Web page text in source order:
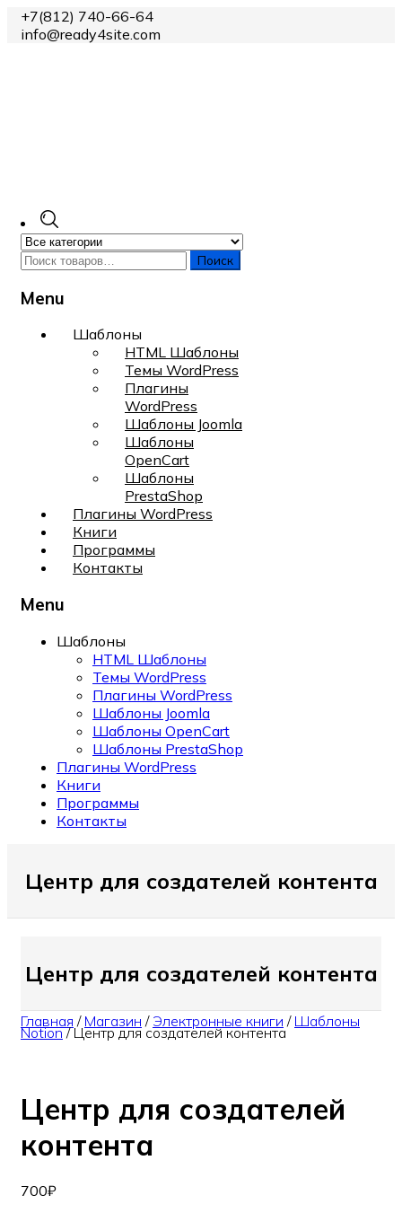
+7(812) 740-66-64
info@ready4site.com
Поиск
Menu
Skip
Шаблоны
HTML Шаблоны
Темы WordPress
Плагины
WordPress
Шаблоны Joomla
Шаблоны
OpenCart
Шаблоны
PrestaShop
Плагины WordPress
Книги
Программы
Контакты
Menu
Шаблоны
HTML Шаблоны
Темы WordPress
Плагины WordPress
Шаблоны Joomla
Шаблоны OpenCart
Шаблоны PrestaShop
Плагины WordPress
Книги
Программы
Контакты
Центр для создателей контента
Центр для создателей контента
Главная / Магазин / Электронные книги / Шаблоны
Notion/Центр для создателей контента
Центр для создателей
контента
700₽